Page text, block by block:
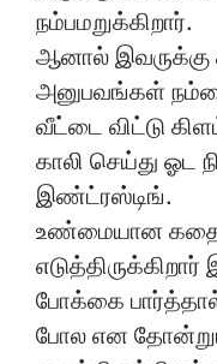
நம்பமறுக்கிறார்.
ஆனால் இவருக்கு
அனுபவங்கள்
வீட்டை விட்டு
காலி செய்து ஓட
இண்ட்ரஸ்டிங்.
உண்மையான
போக்கை
போல என